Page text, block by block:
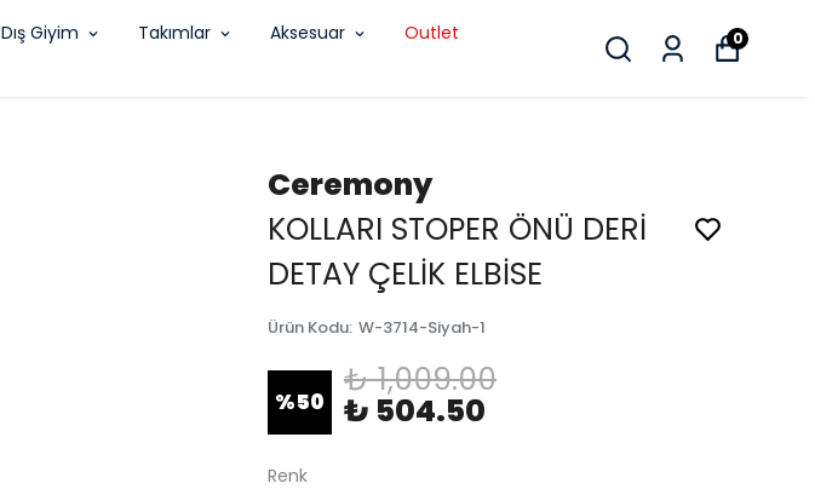
Dış Giyim Takımlar Aksesuar
Outlet
0
Ceremony
KOLLARI STOPER ÖNÜ DERİ
DETAY ÇELİK ELBİSE
Ürün Kodu: W-3714-Siyah-1
%50
₺ 1,009.00
₺ 504.50
Renk